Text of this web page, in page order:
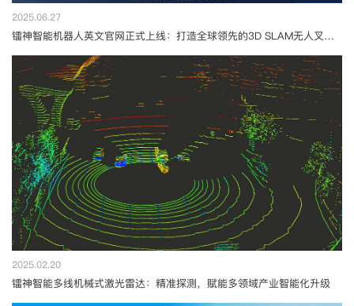
2025.06.27
镭神智能机器人英文官网正式上线：打造全球领先的3D SLAM无人叉车及智能制造物流解决方案平台
2025.02.20
镭神智能多线机械式激光雷达：精准探测，赋能多领域产业智能化升级